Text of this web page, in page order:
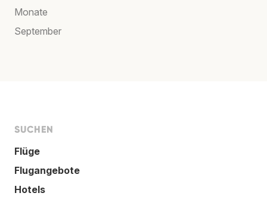
Monate
September
SUCHEN
Flüge
Flugangebote
Hotels